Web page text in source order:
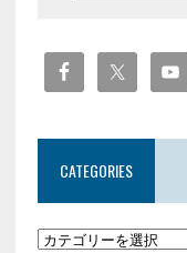
CATEGORIES